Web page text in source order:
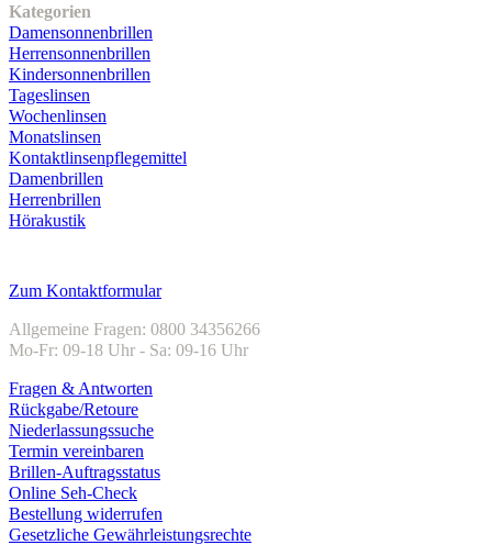
Kategorien
Damensonnenbrillen
Herrensonnenbrillen
Kindersonnenbrillen
Tageslinsen
Wochenlinsen
Monatslinsen
Kontaktlinsenpflegemittel
Damenbrillen
Herrenbrillen
Hörakustik
Zum Kontaktformular
Allgemeine Fragen: 0800 34356266
Mo-Fr: 09-18 Uhr - Sa: 09-16 Uhr
Fragen & Antworten
Rückgabe/Retoure
Niederlassungssuche
Termin vereinbaren
Brillen-Auftragsstatus
Online Seh-Check
Bestellung widerrufen
Gesetzliche Gewährleistungsrechte